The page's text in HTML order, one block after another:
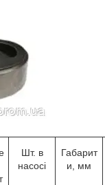
Шт. в
насосі
Габарит
и, мм